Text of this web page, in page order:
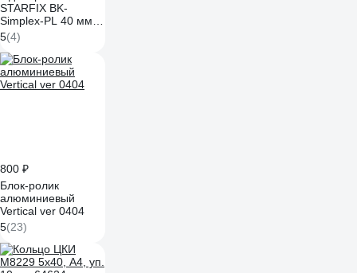
STARFIX BK-
Simplex-PL 40 мм,
нейлон SMP-65395-
5(4)
800 ₽
Блок-ролик
алюминиевый
Vertical ver 0404
5(23)